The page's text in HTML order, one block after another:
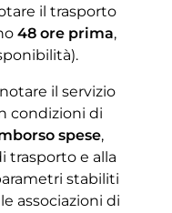
il trasporto
48 ore prima,
il servizio
condizioni di
spese,
trasporto e alla
stabiliti
associazioni di